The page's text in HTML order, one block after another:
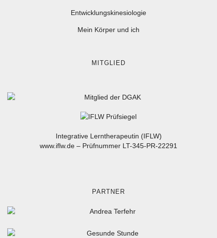
Entwicklungskinesiologie
Mein Körper und ich
MITGLIED
Integrative Lerntherapeutin (IFLW)
www.iflw.de – Prüfnummer LT-345-PR-22291
PARTNER